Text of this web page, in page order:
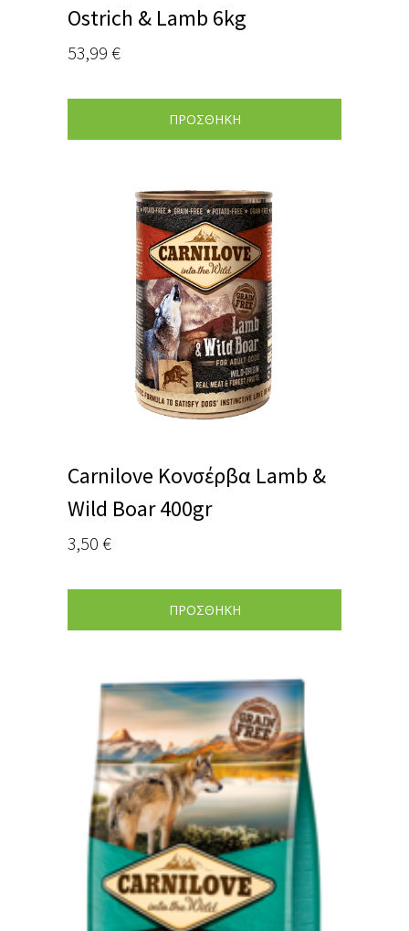
Ostrich & Lamb 6kg
53,99 €
ΠΡΟΣΘΗΚΗ
Carnilove Κονσέρβα Lamb &
Wild Boar 400gr
3,50 €
ΠΡΟΣΘΗΚΗ